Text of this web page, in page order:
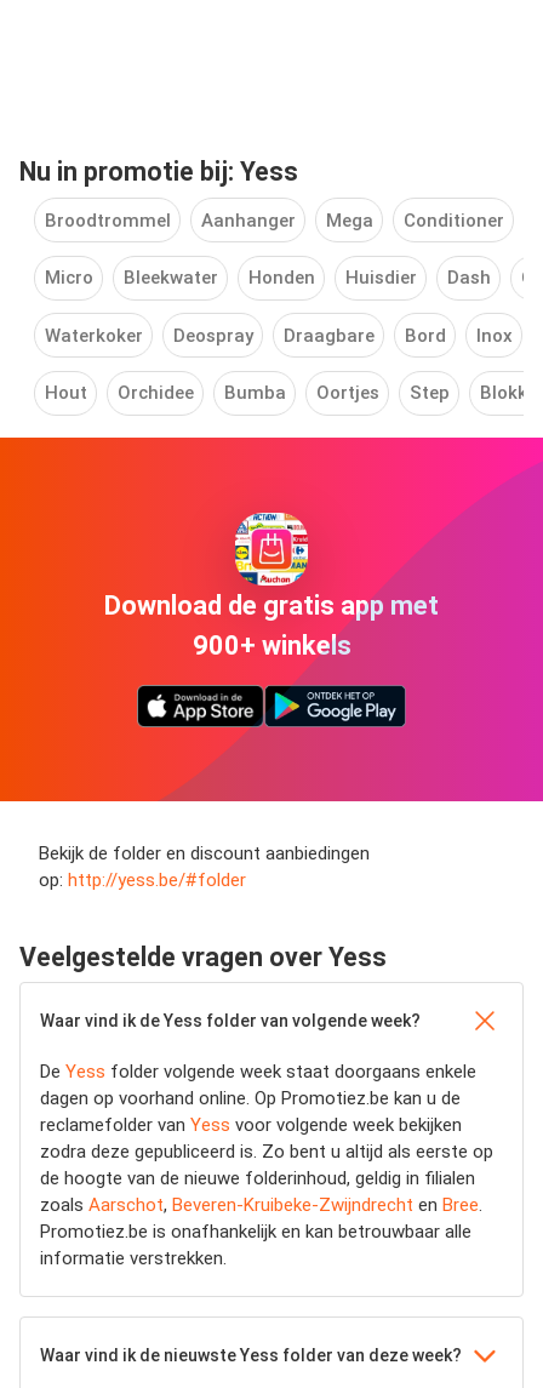
Nu in promotie bij: Yess
Broodtrommel Aanhanger Mega Conditioner
Micro Bleekwater Honden Huisdier Dash
Waterkoker Deospray Draagbare Bord Inox
Hout Orchidee Bumba Oortjes Step
Download de gratis app met
900+ winkels
Bekijk de folder en discount aanbiedingen
op: http://yess.be/#folder
Veelgestelde vragen over Yess
Waar vind ik de Yess folder van volgende week?
De Yess folder volgende week staat doorgaans enkele
dagen op voorhand online. Op Promotiez.be kan u de
reclamefolder van Yess voor volgende week bekijken
zodra deze gepubliceerd is. Zo bent u altijd als eerste op
de hoogte van de nieuwe folderinhoud, geldig in filialen
zoals Aarschot, Beveren-Kruibeke-Zwijndrecht en Bree.
Promotiez.be is onafhankelijk en kan betrouwbaar alle
informatie verstrekken.
Waar vind ik de nieuwste Yess folder van deze week?